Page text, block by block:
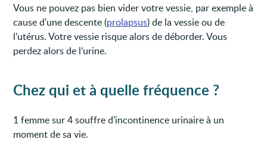
Vous ne pouvez pas bien vider votre vessie, par exemple à
cause d'une descente (prolapsus) de la vessie ou de
l’utérus. Votre vessie risque alors de déborder. Vous
perdez alors de l’urine.
Chez qui et à quelle fréquence ?
1 femme sur 4 souffre d'incontinence urinaire à un
moment de sa vie.